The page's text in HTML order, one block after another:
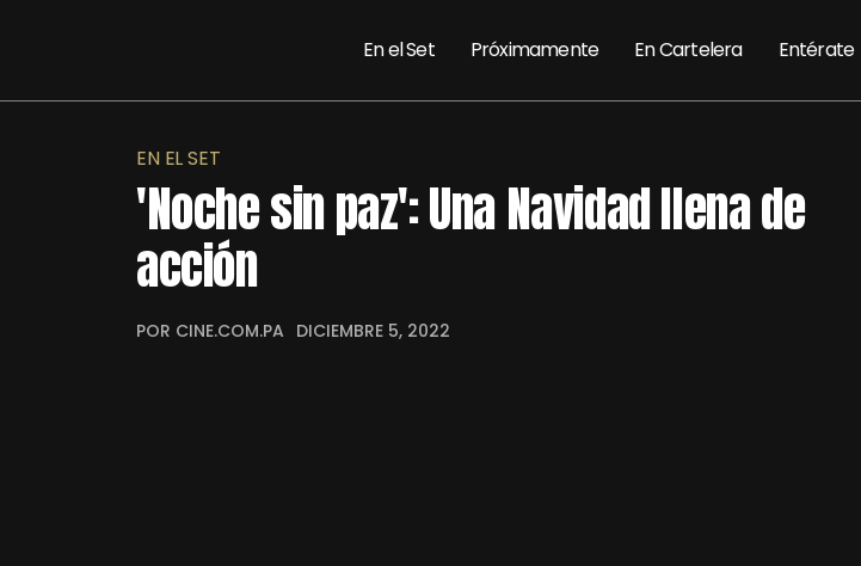
En el Set Próximamente En Cartelera Entérate
EN EL SET
'Noche sin paz': Una Navidad llena de
acción
POR CINE.COM.PA DICIEMBRE 5, 2022